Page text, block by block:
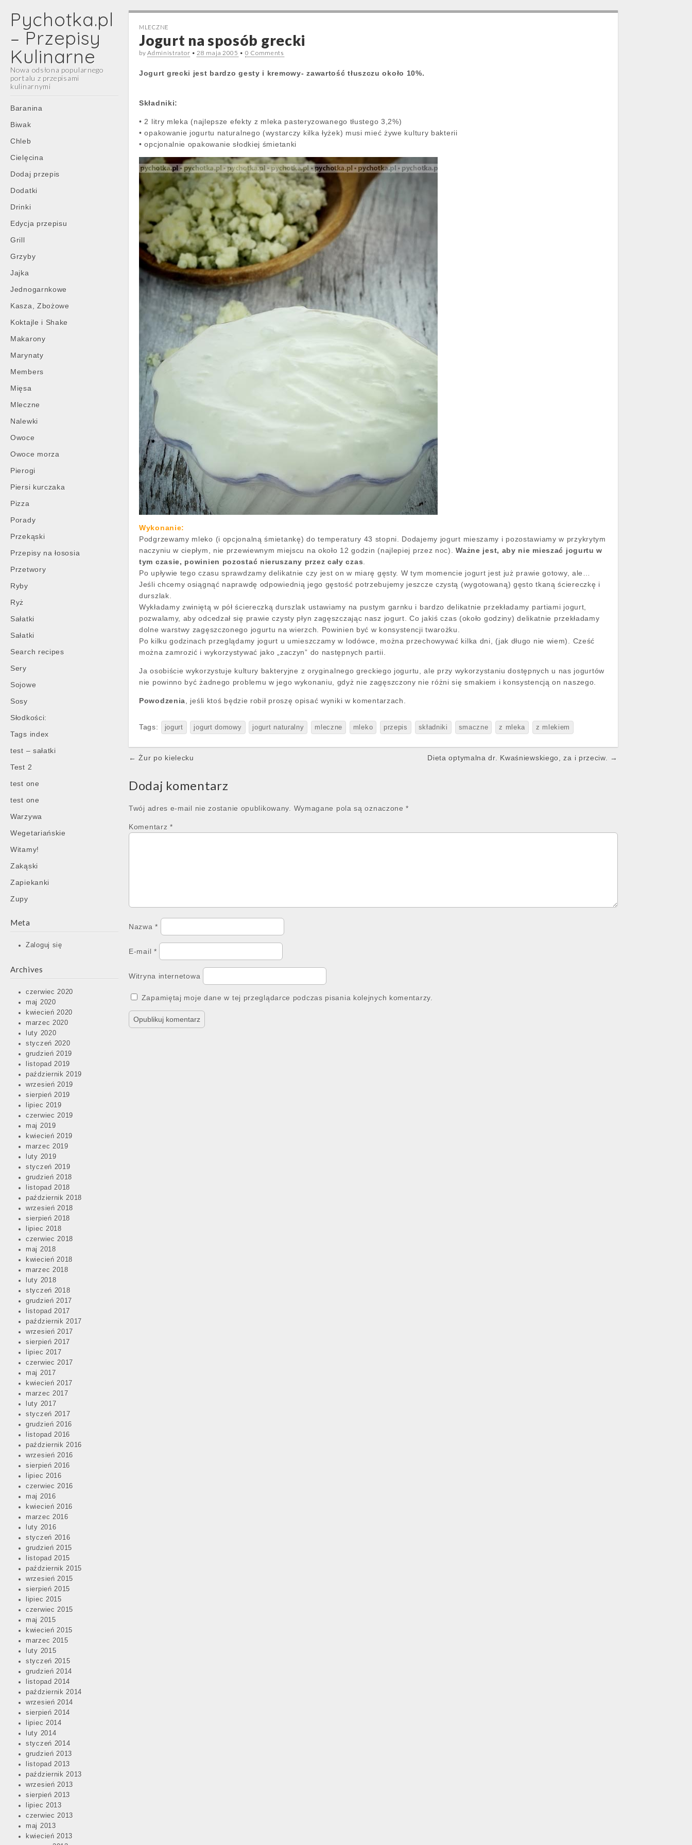
Pychotka.pl
– Przepisy
Kulinarne
Nowa odsłona popularnego
portalu z przepisami
kulinarnymi
Main
menu
Skip
content
Baranina
Biwak
Chleb
Cielęcina
Dodaj przepis
Dodatki
Drinki
Edycja przepisu
Grill
Grzyby
Jajka
Jednogarnkowe
Kasza, Zbożowe
Koktajle i Shake
Makarony
Marynaty
Members
Mięsa
Mleczne
Nalewki
Owoce
Owoce morza
Pierogi
Piersi kurczaka
Pizza
Porady
Przekąski
Przepisy na łososia
Przetwory
Ryby
Ryż
Sałatki
Sałatki
Search recipes
Sery
Sojowe
Sosy
Słodkości:
Tags index
test – sałatki
Test 2
test one
test one
Warzywa
Wegetariańskie
Witamy!
Zakąski
Zapiekanki
Zupy
Meta
Zaloguj się
Archives
czerwiec 2020
maj 2020
kwiecień 2020
marzec 2020
luty 2020
styczeń 2020
grudzień 2019
listopad 2019
październik 2019
wrzesień 2019
sierpień 2019
lipiec 2019
czerwiec 2019
maj 2019
kwiecień 2019
marzec 2019
luty 2019
styczeń 2019
grudzień 2018
listopad 2018
październik 2018
wrzesień 2018
sierpień 2018
lipiec 2018
czerwiec 2018
maj 2018
kwiecień 2018
marzec 2018
luty 2018
styczeń 2018
grudzień 2017
listopad 2017
październik 2017
wrzesień 2017
sierpień 2017
lipiec 2017
czerwiec 2017
maj 2017
kwiecień 2017
marzec 2017
luty 2017
styczeń 2017
grudzień 2016
listopad 2016
październik 2016
wrzesień 2016
sierpień 2016
lipiec 2016
czerwiec 2016
maj 2016
kwiecień 2016
marzec 2016
luty 2016
styczeń 2016
grudzień 2015
listopad 2015
październik 2015
wrzesień 2015
sierpień 2015
lipiec 2015
czerwiec 2015
maj 2015
kwiecień 2015
marzec 2015
luty 2015
styczeń 2015
grudzień 2014
listopad 2014
październik 2014
wrzesień 2014
sierpień 2014
lipiec 2014
luty 2014
styczeń 2014
grudzień 2013
listopad 2013
październik 2013
wrzesień 2013
sierpień 2013
lipiec 2013
czerwiec 2013
maj 2013
kwiecień 2013
MLECZNE
Jogurt na sposób grecki
byAdministrator •28 maja 2005 • 0 Comments
Jogurt grecki jest bardzo gesty i kremowy- zawartość tłuszczu około 10%.
Składniki:
• 2 litry mleka (najlepsze efekty z mleka pasteryzowanego tłustego 3,2%)
• opakowanie jogurtu naturalnego (wystarczy kilka łyżek) musi mieć żywe kultury bakterii
• opcjonalnie opakowanie słodkiej śmietanki
Wykonanie:
Podgrzewamy mleko (i opcjonalną śmietankę) do temperatury 43 stopni. Dodajemy jogurt mieszamy i pozostawiamy w przykrytym
naczyniu w ciepłym, nie przewiewnym miejscu na około 12 godzin (najlepiej przez noc).Ważne jest, aby nie mieszać jogurtu w
tym czasie, powinien pozostać nieruszany przez cały czas
Po upływie tego czasu sprawdzamy delikatnie czy jest on w miarę gęsty. W tym momencie jogurt jest już prawie gotowy, ale…
Jeśli chcemy osiągnąć naprawdę odpowiednią jego gęstość potrzebujemy jeszcze czystą (wygotowaną) gęsto tkaną ściereczkę i
durszlak.
Wykładamy zwiniętą w pół ściereczką durszlak ustawiamy na pustym garnku i bardzo delikatnie przekładamy partiami jogurt,
pozwalamy, aby odcedzał się prawie czysty płyn zagęszczając nasz jogurt. Co jakiś czas (około godziny) delikatnie przekładamy
dolne warstwy zagęszczonego jogurtu na wierzch. Powinien być w konsystencji twarożku.
Po kilku godzinach przeglądamy jogurt u umieszczamy w lodówce, można przechowywać kilka dni, (jak długo nie wiem). Cześć
można zamrozić i wykorzystywać jako „zaczyn” do następnych partii.
Ja osobiście wykorzystuje kultury bakteryjne z oryginalnego greckiego jogurtu, ale przy wykorzystaniu dostępnych u nas jogurtów
nie powinno być żadnego problemu w jego wykonaniu, gdyż nie zagęszczony nie różni się smakiem i konsystencją on naszego.
Powodzenia , jeśli ktoś będzie robił proszę opisać wyniki w komentarzach.
Tags: jogurt jogurt domowy jogurt naturalny mleczne mleko przepis składniki smaczne z mleka z mlekiem
Post
← Żur po kielecku Dieta optymalna dr. Kwaśniewskiego, za i przeciw. →
Dodaj komentarz
Twój adres e-mail nie zostanie opublikowany. Wymagane pola są oznaczone*
Komentarz *
Nazwa*
E-mail *
Witryna internetowa
Zapamiętaj moje dane w tej przeglądarce podczas pisania kolejnych komentarzy.